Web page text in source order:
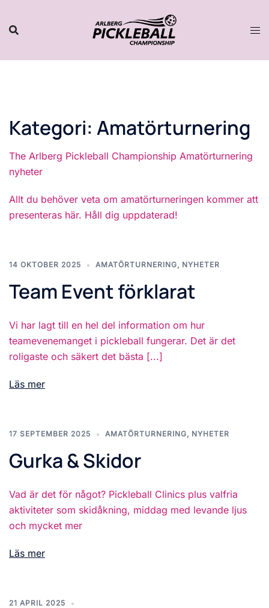
innehåll
Kategori: Amatörturnering
The Arlberg Pickleball Championship Amatörturnering
nyheter
Allt du behöver veta om amatörturneringen kommer att
presenteras här. Håll dig uppdaterad!
14 OKTOBER 2025 AMATÖRTURNERING, NYHETER
Team Event förklarat
Vi har lagt till en hel del information om hur
teamevenemanget i pickleball fungerar. Det är det
roligaste och säkert det bästa [...]
Läs mer
17 SEPTEMBER 2025 AMATÖRTURNERING, NYHETER
Gurka & Skidor
Vad är det för något? Pickleball Clinics plus valfria
aktiviteter som skidåkning, middag med levande ljus
och mycket mer
Läs mer
21 APRIL 2025